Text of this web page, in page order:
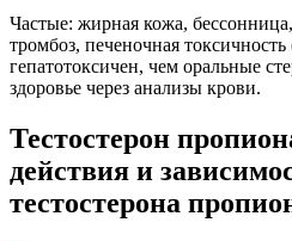
Частые: жирная кожа,
тромбоз, печеночная
гепатотоксичен, чем оральные
здоровье через анализы крови.
Тестостерон
действия и
тестостерона